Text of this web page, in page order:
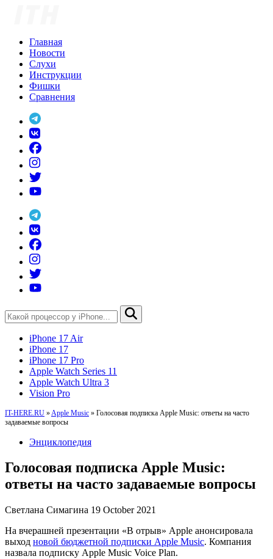
Главная
Новости
Слухи
Инструкции
Фишки
Сравнения
iPhone 17 Air
iPhone 17
iPhone 17 Pro
Apple Watch Series 11
Apple Watch Ultra 3
Vision Pro
IT-HERE.RU » Apple Music » Голосовая подписка Apple Music: ответы на часто
задаваемые вопросы
Энциклопедия
Голосовая подписка Apple Music:
ответы на часто задаваемые вопросы
Светлана Симагина 19 October 2021
На вчерашней презентации «В отрыв» Apple анонсировала
выход новой бюджетной подписки Apple Music. Компания
назвала подписку Apple Music Voice Plan.